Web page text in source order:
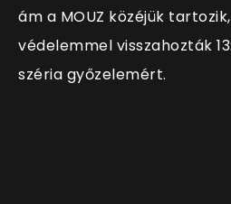
ám a MOUZ közéjük
védelemmel visszahozták
széria győzelemért.